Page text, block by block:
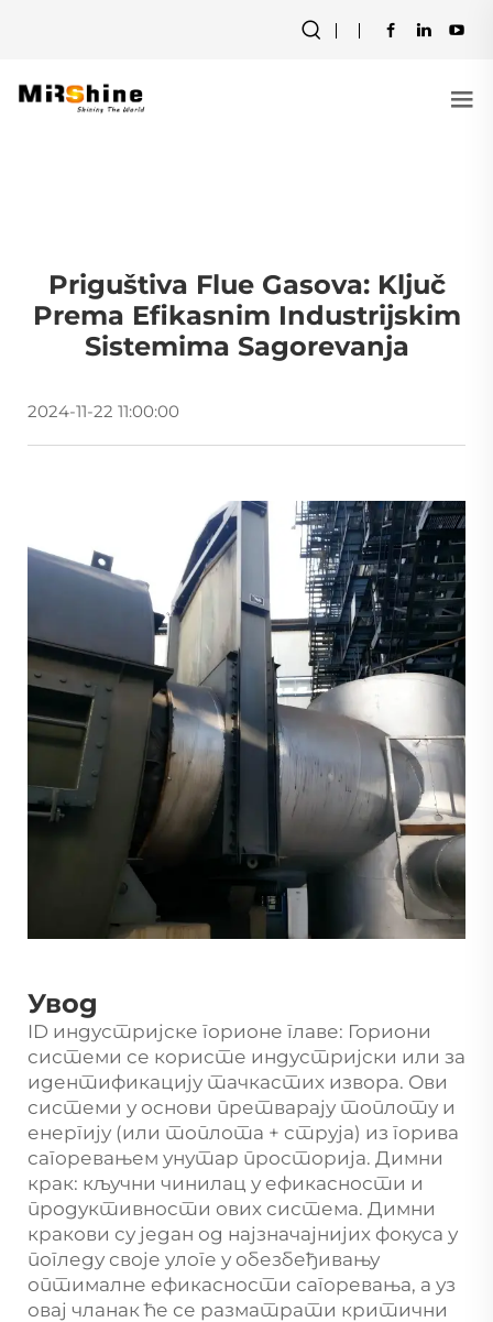
Priguštiva Flue Gasova: Ključ
Prema Efikasnim Industrijskim
Sistemima Sagorevanja
2024-11-22 11:00:00
Увод
ID индустријске горионе главе: Гориони
системи се користе индустријски или за
идентификацију тачкастих извора. Ови
системи у основи претварају топлоту и
енергију (или топлота + струја) из горива
сагоревањем унутар просторија. Димни
крак: кључни чинилац у ефикасности и
продуктивности ових система. Димни
кракови су један од најзначајнијих фокуса у
погледу своје улоге у обезбеђивању
оптималне ефикасности сагоревања, а уз
овај чланак ће се разматрати критични